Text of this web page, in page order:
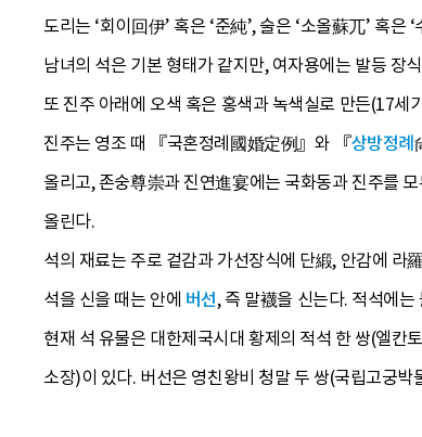
도리는 ‘회이回伊’ 혹은 ‘준純’, 술은 ‘소올蘇兀’ 혹
남녀의 석은 기본 형태가 같지만, 여자용에는 발등 장
또 진주 아래에 오색 혹은 홍색과 녹색실로 만든(17세
진주는 영조 때 『국혼정례國婚定例』와 『상방정례
올리고, 존숭尊崇과 진연進宴에는 국화동과 진주를
올린다.
석의 재료는 주로 겉감과 가선장식에 단緞, 안감에
석을 신을 때는 안에 버선, 즉 말襪을 신는다. 적석에
현재 석 유물은 대한제국시대 황제의 적석 한 쌍(엘칸
소장)이 있다. 버선은 영친왕비 청말 두 쌍(국립고궁박